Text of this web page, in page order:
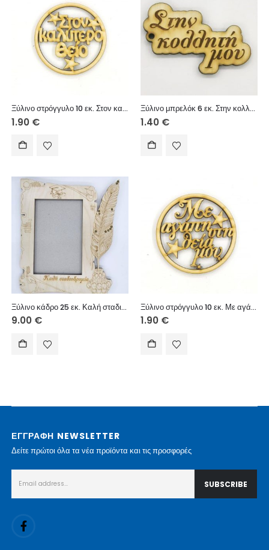
Ξύλινο στρόγγυλο 10 εκ. Στον καλύτερο θείο
1.90 €
Ξύλινο μπρελόκ 6 εκ. Στην κολλητή μου
1.40 €
Ξύλινο κάδρο 25 εκ. Καλή σταδιοδρομία
9.00 €
Ξύλινο στρόγγυλο 10 εκ. Με αγάπη στη θεία μου
1.90 €
ΕΓΓΡΑΦΗ NEWSLETTER
Δείτε πρώτοι όλα τα νέα προϊόντα και τις προσφορές